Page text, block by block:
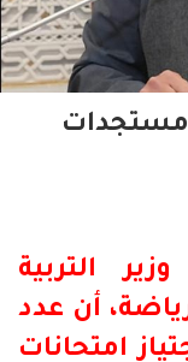
التربية
أن عدد
امتحانات